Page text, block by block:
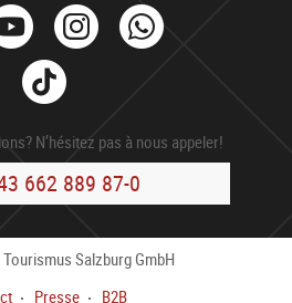
YoutubeInstagram
Tik
Tok
N’hésitez pas à nous appeler!
662 889 87-0
Salzburg GmbH
Presse B2B